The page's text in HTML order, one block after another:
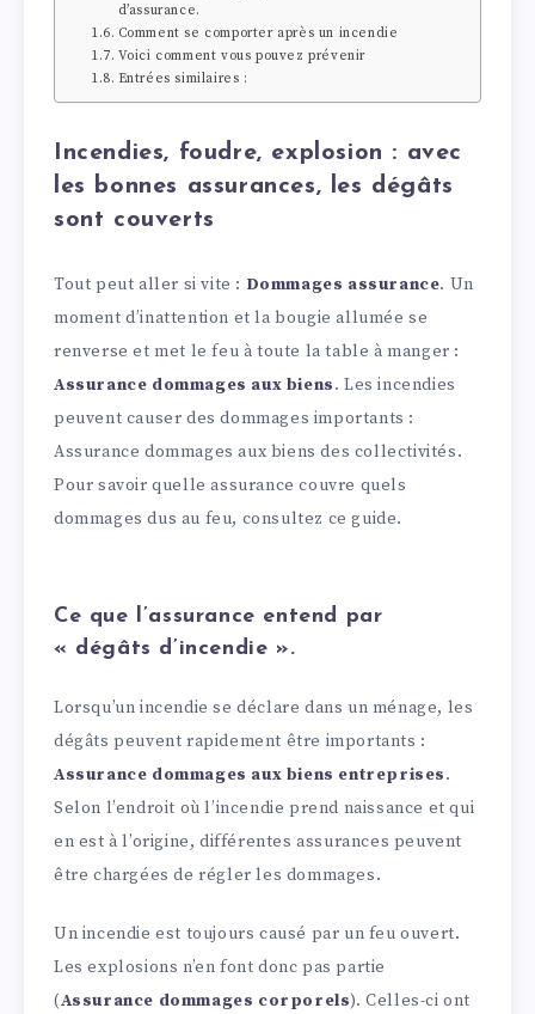
d’assurance.
Comment se comporter après un incendie
Voici comment vous pouvez prévenir
Entrées similaires :
Incendies, foudre, explosion : avec
les bonnes assurances, les dégâts
sont couverts
Tout peut aller si vite : Dommages assurance. Un
moment d’inattention et la bougie allumée se
renverse et met le feu à toute la table à manger :
Assurance dommages aux biens. Les incendies
peuvent causer des dommages importants :
Assurance dommages aux biens des collectivités.
Pour savoir quelle assurance couvre quels
dommages dus au feu, consultez ce guide.
Ce que l’assurance entend par
« dégâts d’incendie ».
Lorsqu’un incendie se déclare dans un ménage, les
dégâts peuvent rapidement être importants :
Assurance dommages aux biens entreprises.
Selon l’endroit où l’incendie prend naissance et qui
en est à l’origine, différentes assurances peuvent
être chargées de régler les dommages.
Un incendie est toujours causé par un feu ouvert.
Les explosions n’en font donc pas partie
(Assurance dommages corporels). Celles-ci ont